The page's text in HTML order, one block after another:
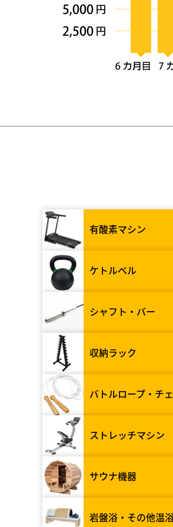
有酸素マシン
ケトルベル
シャフト・バー
収納ラック
バトルロープ・チ
ストレッチマシン
サウナ機器
岩盤浴・その他温